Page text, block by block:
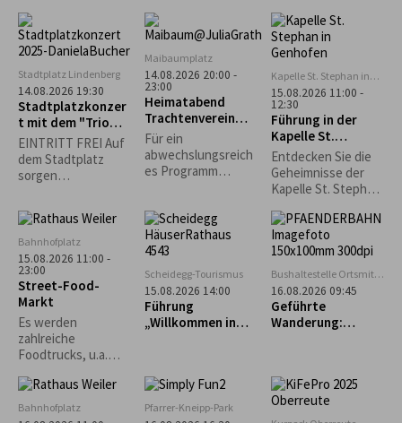
asiatisch und vieles
mehr erwartet.
Stadtplatz Lindenberg
14.08.2026 19:30
Stadtplatzkonzer
t mit dem "Trio
Spontan"
EINTRITT FREI Auf
dem Stadtplatz
sorgen
Vereine für
Sitzgelegenheiten
und das leibliche
Wohl. *Die
Veranstaltung
findet nur bei
trockenem Wetter
statt.*
Maibaumplatz
14.08.2026 20:00 -
23:00
Heimatabend
Trachtenverein
Stiefenhofen
Für ein
abwechslungsreich
es Programm
Kindergruppe und
die aktiven Plattler.
Kapelle St. Stephan in
Genhofen
15.08.2026 11:00 -
12:30
Führung in der
Kapelle St.
Stephan in
Genhofen
Entdecken Sie die
Geheimnisse der
Kapelle St. Stephan
einer exklusiven
Führung mit
Heimatpfleger
Georg King!
Bahnhofplatz
15.08.2026 11:00 -
23:00
Street-Food-
Markt
Es werden
zahlreiche
Foodtrucks, u.a.
asiatisch und vieles
mehr erwartet.
Scheidegg-Tourismus
15.08.2026 14:00
Führung
„Willkommen in
Bushaltestelle Ortsmitte
Scheidegg
16.08.2026 09:45
Geführte
Wanderung:
Bahnhofplatz Pfarrer-Kneipp-Park